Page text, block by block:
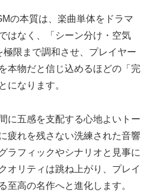
の本質は、楽曲単体をドラマ
はなく、「シーン分け・空気
限まで調和させ、プレイヤー
本物だと信じ込めるほどの「完
になります。
に五感を支配する心地よいトー
疲れを残さない洗練された音響
ラフィックやシナリオと見事に
オリティは跳ね上がり、プレイ
至高の名作へと進化します。